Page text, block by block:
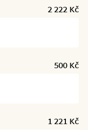
2 222 Kč
500 Kč
1 221 Kč